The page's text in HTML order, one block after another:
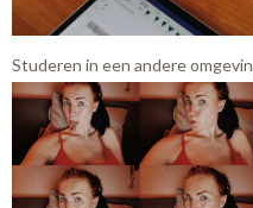
Studeren in een andere